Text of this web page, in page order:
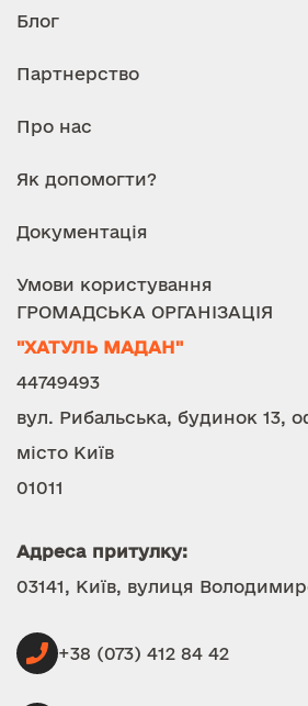
Блог
Партнерство
Про нас
Як допомогти?
Документація
Умови користування
ГРОМАДСЬКА ОРГАНІЗАЦІЯ
"ХАТУЛЬ МАДАН"
44749493
вул. Рибальська, будинок 13,
місто Київ
01011
Адреса притулку:
03141, Київ, вулиця
+38 (073) 412 84 42